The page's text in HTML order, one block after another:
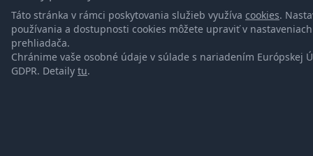
Táto stránka v rámci poskytovania služieb využíva cookies.
používania a dostupnosti cookies môžete upraviť v nastaveniach
prehliadača.
Chránime vaše osobné údaje v súlade s nariadením Európskej
GDPR. Detaily tu.